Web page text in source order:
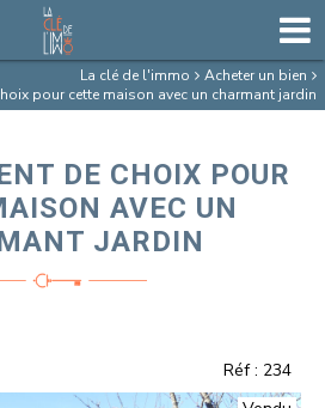
La clé de l'immo
Acheter un bien
pour cette maison avec un charmant jardin
DE CHOIX POUR
AVEC UN
JARDIN
Réf : 234